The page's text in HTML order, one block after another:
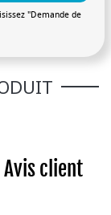
"Demande de
Avis client